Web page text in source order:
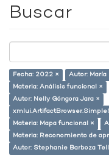
Buscar
Fecha: 2022 × Autor: María
Materia: Análisis funcional ×
Autor: Nelly Góngora Jara ×
Materia: Mapa funcional ×
Materia: Reconomiento de
Autor: Stephanie Barboza